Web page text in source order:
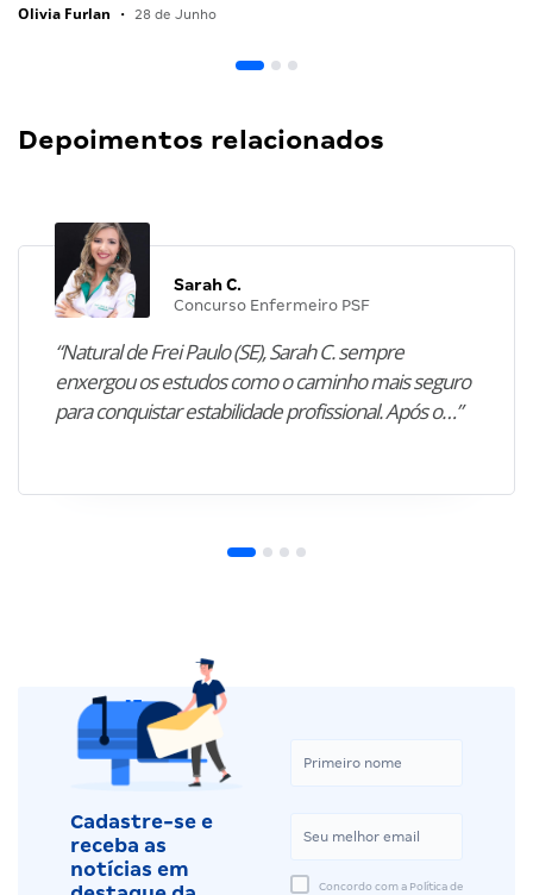
Olivia Furlan • 28 de Junho
Depoimentos relacionados
Sarah C.
Concurso Enfermeiro PSF
“Natural de Frei Paulo (SE), Sarah C. sempre
enxergou os estudos como o caminho mais seguro
para conquistar estabilidade profissional. Após o…”
Cadastre-se e
receba as
notícias em
Concordo com a Política de